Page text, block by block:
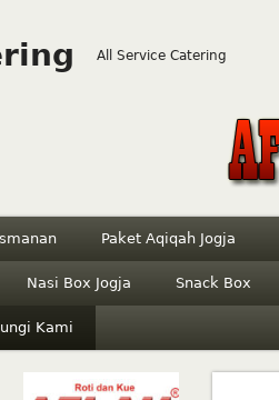
All Service Catering
Paket Aqiqah Jogja
Nasi Box Jogja Snack Box
Kami